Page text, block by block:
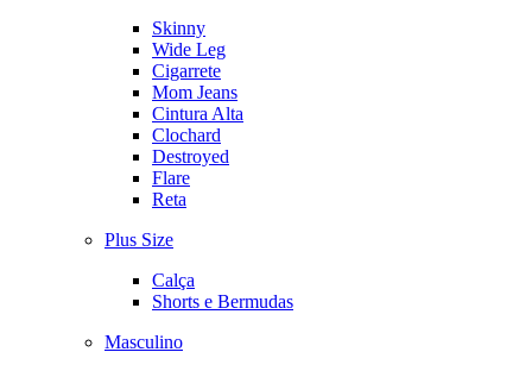
Skinny
Wide Leg
Cigarrete
Mom Jeans
Cintura Alta
Clochard
Destroyed
Flare
Reta
Plus Size
Calça
Shorts e Bermudas
Masculino